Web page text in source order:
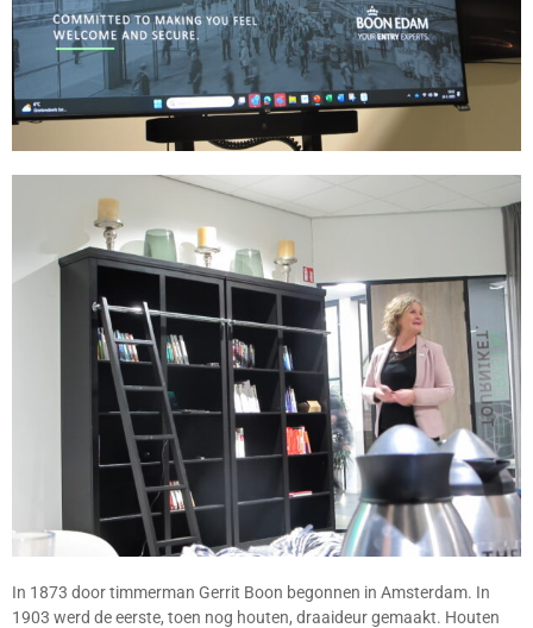
In 1873 door timmerman Gerrit Boon begonnen in Amsterdam. In
1903 werd de eerste, toen nog houten, draaideur gemaakt. Houten